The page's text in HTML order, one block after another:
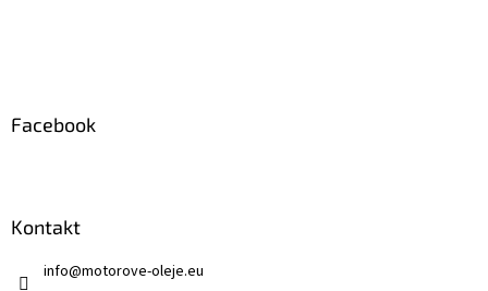
Facebook
Kontakt
info@motorove-oleje.eu